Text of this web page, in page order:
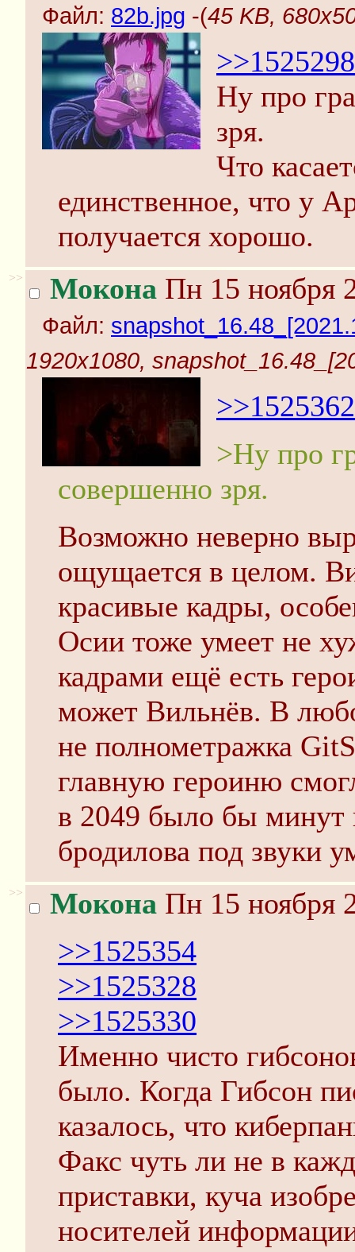
Файл: 82b.jpg -(45 KB,
>>1525298
Ну про
зря.
Что
единственное, что у
получается хорошо.
>> Мокона Пн 15 ноября
Файл:
1920x1080,
>>1525362
>Ну про
совершенно зря.
Возможно неверно
ощущается в целом.
красивые кадры,
Осии тоже умеет не
кадрами ещё есть
может Вильнёв. В
не полнометражка
главную героиню
в 2049 было бы минут
бродилова под звуки
>> Мокона Пн 15 ноября
>>1525354
>>1525328
>>1525330
Именно чисто
было. Когда Гибсон
казалось, что
Факс чуть ли не в
приставки, куча
носителей